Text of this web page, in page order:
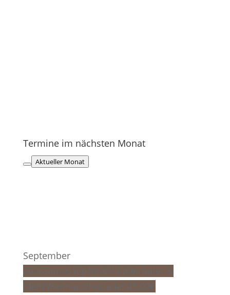
Termine im nächsten Monat
Aktueller Monat
September
2026
Sam 05 Sep 10:00 13:00
Kräuter &
Weimarschmieden